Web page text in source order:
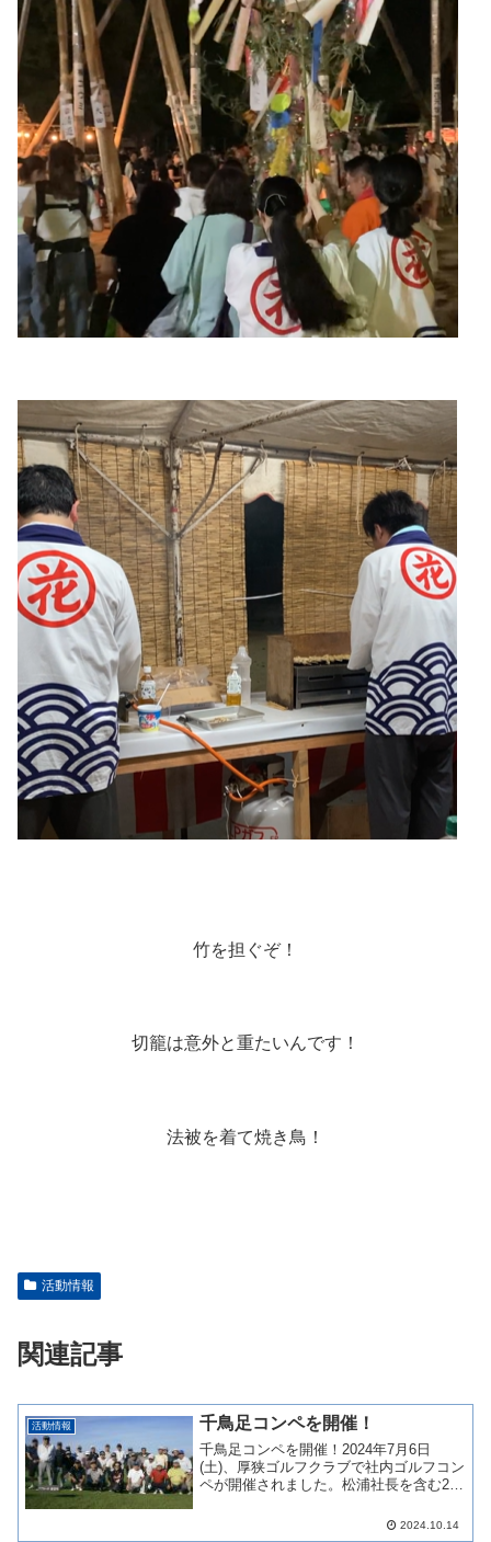
竹を担ぐぞ！
切籠は意外と重たいんです！
法被を着て焼き鳥！
活動情報
関連記事
活動情報 千鳥足コンペを開催！
千鳥足コンペを開催！2024年7月6日
(土)、厚狭ゴルフクラブで社内ゴルフコン
ペが開催されました。松浦社長を含む26
中コースを楽しみ上位入賞を競い合いま
2024.10.14